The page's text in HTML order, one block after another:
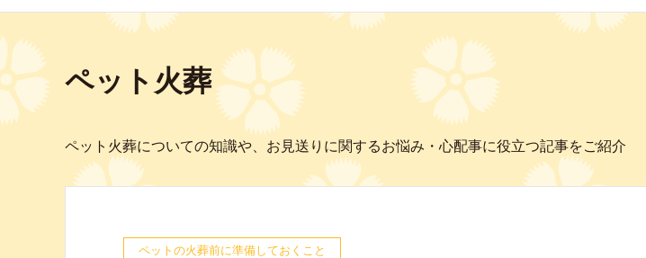
ペット火葬
ペット火葬についての知識や、お見送りに関するお悩み・心配事に役立つ記事をご紹介
ペットの火葬前に準備しておくこと